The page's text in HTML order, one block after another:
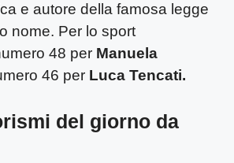
e autore della famosa legge
nome. Per lo sport
48 per Manuela
46 per Luca Tencati.
del giorno da